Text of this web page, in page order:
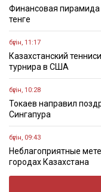
Финансовая пирамида
тенге
бүгін, 11:17
Казахстанский
турнира в США
бүгін, 10:28
Токаев направил
Сингапура
бүгін, 09:43
Неблагоприятные
городах Казахстана